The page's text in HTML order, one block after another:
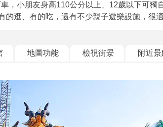
，小朋友身高110公分以上、12歲以下可獨
的逛、有的吃，還有不少親子遊樂設施，很
地圖功能 檢視街景 附近